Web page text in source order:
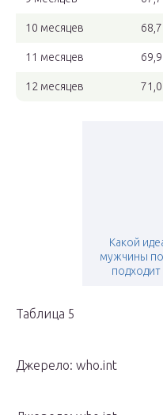
10 месяцев 68,7
11 месяцев 69,9
12 месяцев 71,0
Какой
мужчины
Таблица 5
Джерело: who.int